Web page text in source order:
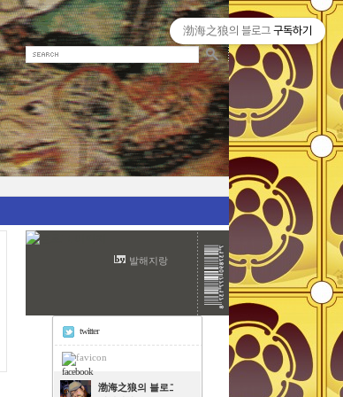
발해지랑
twitter
facebook
渤海之狼의 블로그
渤海之狼의 블로그 구독하기